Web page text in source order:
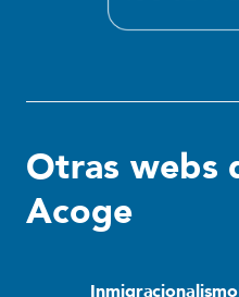
Otras webs
Acoge
Inmigracionalismo